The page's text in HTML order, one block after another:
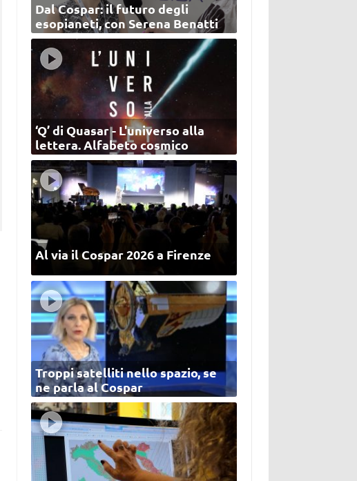
Dal Cospar: il futuro degli
esopianeti, con Serena Benatti
‘Q’ di Quasar - L'universo alla
lettera. Alfabeto cosmico
Al via il Cospar 2026 a Firenze
Troppi satelliti nello spazio, se
ne parla al Cospar